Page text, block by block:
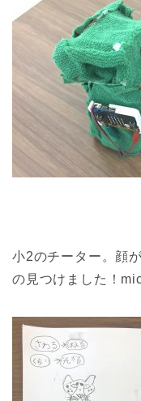
小2のチーター。顔
の見つけました！